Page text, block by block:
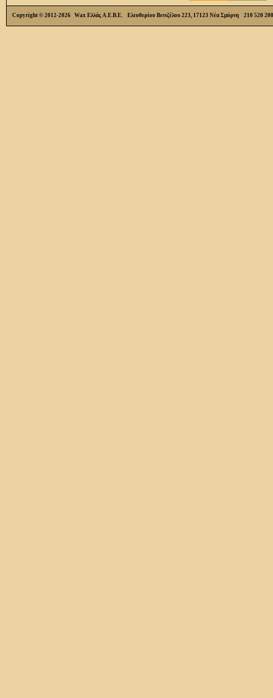
Copyright © 2012-2026 Wax Ελλάς Α.Ε.Β.Ε. Ελευθερίου Βενιζέλου 223, 17123 Νέα Σμύρνη 210 520